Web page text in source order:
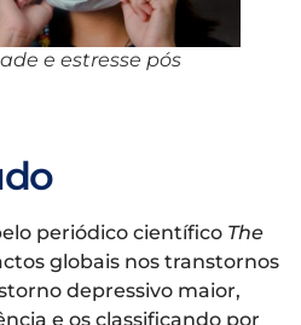
e estresse pós
periódico científico The
globais nos transtornos
depressivo maior,
e os classificando por